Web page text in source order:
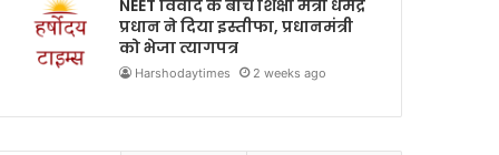
NEET विवाद के बीच शिक्षा मंत्री धर्मेंद्र
प्रधान ने दिया इस्तीफा, प्रधानमंत्री
को भेजा त्यागपत्र
Harshodaytimes 2 weeks ago